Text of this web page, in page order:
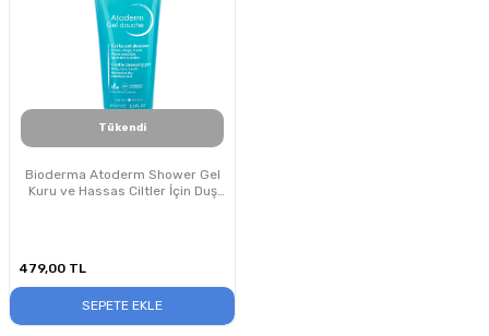
Tükendi
Bioderma Atoderm Shower Gel
Kuru ve Hassas Ciltler İçin Duş
479,00 TL
SEPETE EKLE